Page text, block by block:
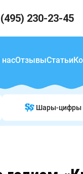
230-23-45
ОтзывыСтатьи
Шары-цифры